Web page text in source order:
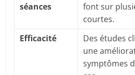
séances
font sur
courtes.
Efficacité
Des études
une
symptômes